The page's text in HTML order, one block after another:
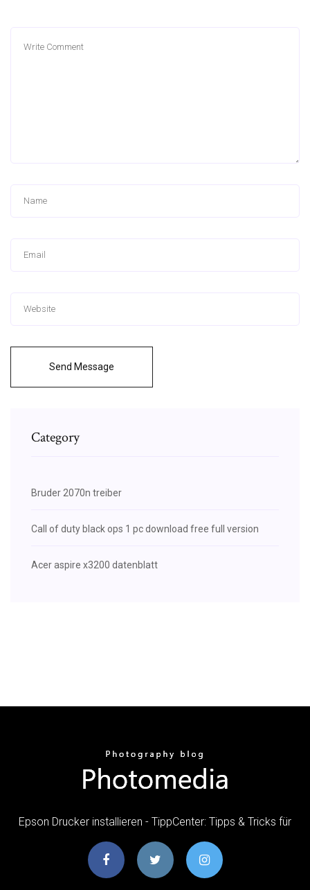
Send Message
Category
Bruder 2070n treiber
Call of duty black ops 1 pc download free full version
Acer aspire x3200 datenblatt
Epson Drucker installieren - TippCenter: Tipps & Tricks für